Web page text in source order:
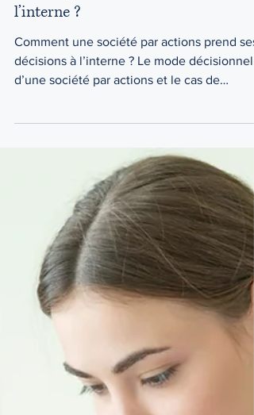
Comment une société par
actions prend ses décisions à
l’interne ?
Comment une société par actions prend ses
d’une société par actions et le cas de